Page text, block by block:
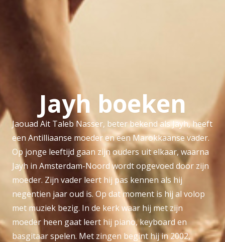
Jayh boeken
Jaouad Ait Taleb Nasser, beter bekend als Jayh, heeft
een Antilliaanse moeder en een Marokkaanse vader.
Op jonge leeftijd gaan zijn ouders uit elkaar, waarna
Jayh in Amsterdam-Noord wordt opgevoed door zijn
moeder. Zijn vader leert hij pas kennen als hij
negentien jaar oud is. Op dat moment is hij al volop
met muziek bezig. In de kerk waar hij met zijn
moeder heen gaat leert hij piano, keyboard en
basgitaar spelen. Met zingen begint hij in 2002,